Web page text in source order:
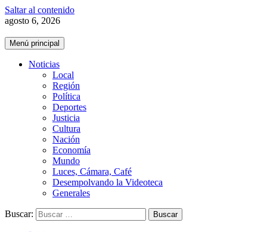
Saltar al contenido
agosto 6, 2026
Menú principal
Noticias
Local
Región
Política
Deportes
Justicia
Cultura
Nación
Economía
Mundo
Luces, Cámara, Café
Desempolvando la Videoteca
Generales
Buscar: